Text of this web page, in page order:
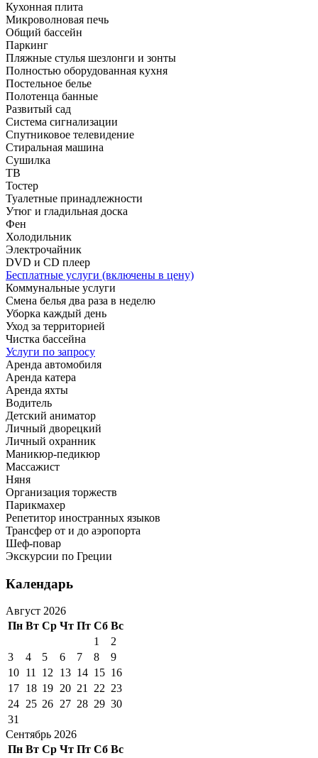
Кухонная плита
Микроволновая печь
Общий бассейн
Паркинг
Пляжные стулья шезлонги и зонты
Полностью оборудованная кухня
Постельное белье
Полотенца банные
Развитый сад
Система сигнализации
Спутниковое телевидение
Стиральная машина
Сушилка
ТВ
Тостер
Туалетные принадлежности
Утюг и гладильная доска
Фен
Холодильник
Электрочайник
DVD и CD плеер
Бесплатные услуги (включены в цену)
Коммунальные услуги
Смена белья два раза в неделю
Уборка каждый день
Уход за территорией
Чистка бассейна
Услуги по запросу
Аренда автомобиля
Аренда катера
Аренда яхты
Водитель
Детский аниматор
Личный дворецкий
Личный охранник
Маникюр-педикюр
Массажист
Няня
Организация торжеств
Парикмахер
Репетитор иностранных языков
Трансфер от и до аэропорта
Шеф-повар
Экскурсии по Греции
Календарь
Август 2026
Пн Вт Ср Чт Пт Сб Вс
1
2
3
4 5 6 7 8
9
10 11 12 13 14 15 16
17 18 19 20 21 22 23
24 25 26 27 28 29 30
31
Сентябрь 2026
Пн Вт Ср Чт Пт Сб Вс